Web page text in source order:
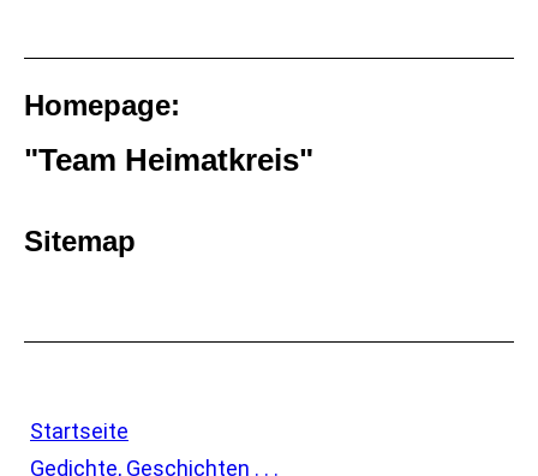
Homepage:
"Team Heimatkreis"
Sitemap
Startseite
Gedichte, Geschichten . . .